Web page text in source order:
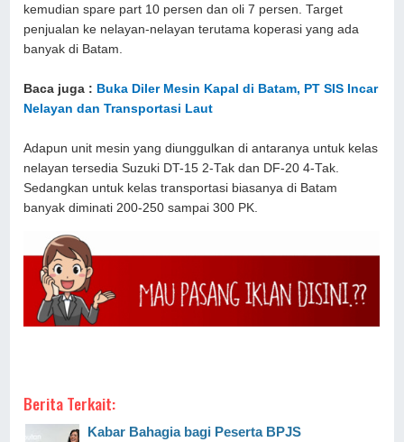
kemudian spare part 10 persen dan oli 7 persen. Target
penjualan ke nelayan-nelayan terutama koperasi yang ada
banyak di Batam.
Baca juga : Buka Diler Mesin Kapal di Batam, PT SIS Incar
Nelayan dan Transportasi Laut
Adapun unit mesin yang diunggulkan di antaranya untuk kelas
nelayan tersedia Suzuki DT-15 2-Tak dan DF-20 4-Tak.
Sedangkan untuk kelas transportasi biasanya di Batam
banyak diminati 200-250 sampai 300 PK.
Berita Terkait:
Kabar Bahagia bagi Peserta BPJS